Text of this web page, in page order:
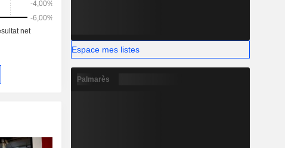
Espace mes listes
Palmarès